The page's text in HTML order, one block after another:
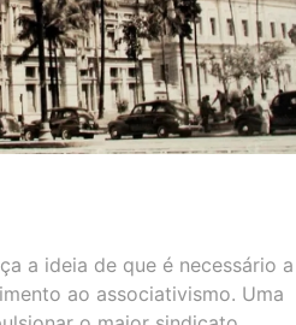
você
Sindicomércio
Ensino